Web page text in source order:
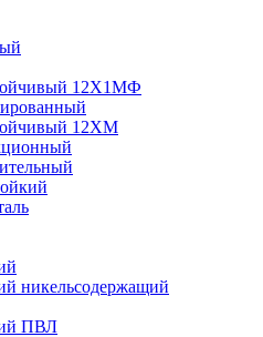
12Х1МФ
12ХМ
никельсодержащий
ПВЛ